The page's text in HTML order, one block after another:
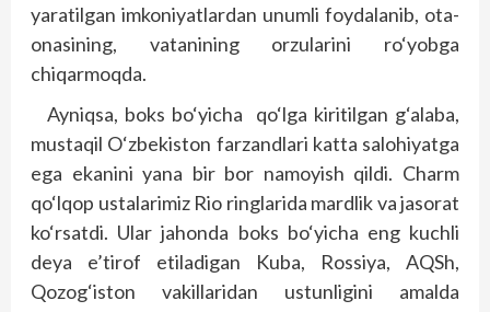
yaratilgan imkoniyatlardan unumli foydalanib, ota-
onasining, vatanining orzularini ro‘yobga
chiqarmoqda.
Ayniqsa, boks bo‘yicha qo‘lga kiritilgan g‘alaba,
mustaqil O‘zbekiston farzandlari katta salohiyatga
ega ekanini yana bir bor namoyish qildi. Charm
qo‘lqop ustalarimiz Rio ringlarida mardlik va jasorat
ko‘rsatdi. Ular jahonda boks bo‘yicha eng kuchli
deya e’tirof etiladigan Kuba, Rossiya, AQSh,
Qozog‘iston vakillaridan ustunligini amalda